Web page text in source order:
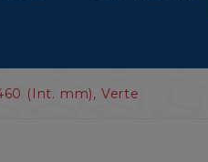
(Int. mm), Verte